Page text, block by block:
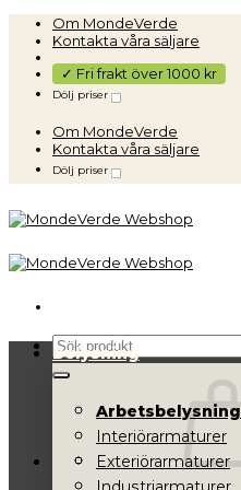
Skip
content
Om MondeVerde
Kontakta våra säljare
✓ Fri frakt över 1000 kr
Dölj priser
Om MondeVerde
Kontakta våra säljare
Dölj priser
Sök
efter:
Belysning
Arbetsbelysning
Interiörarmaturer
Exteriörarmaturer